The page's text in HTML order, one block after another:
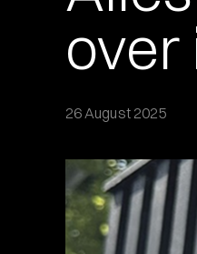
26 August 2025